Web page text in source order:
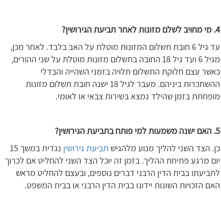
4. מי מחויב לשלם מזונות לאחר תביעת הגירושין?
עד גיל 6 חובת תשלום המזונות מוטלת על האב בלבד. לאחר מכן,
מגיל 6 ועד גיל 18 החובה בתשלום מזונות מוטלת על שני ההורים,
כאשר עצם חלוקת התשלום תלויה בזמני השהייה והבדלי
ההשתכרות ביניהם. מעבר לגיל 18 ישנה חובת תשלום מזונות
מופחתת בזמן שהילד נמצא בשירות צבאי או לאומי.
5. האם ישנה משמעות למי פותח בתביעת הגירושין?
כן. הצד השני להליך מנוע מלהגיש תביעת גירושין
נגדית במשך 15
יום מרגע פתיחת ההליך. בזמן זה יוכל הצד השני להחליט אם לכרוך
לתביעתו בבית הדין הרבני דברים נוספים, ובעצם להחליט מראש
האם הזכויות השונות יידונו בבית הדין הרבני או בבית המשפט.